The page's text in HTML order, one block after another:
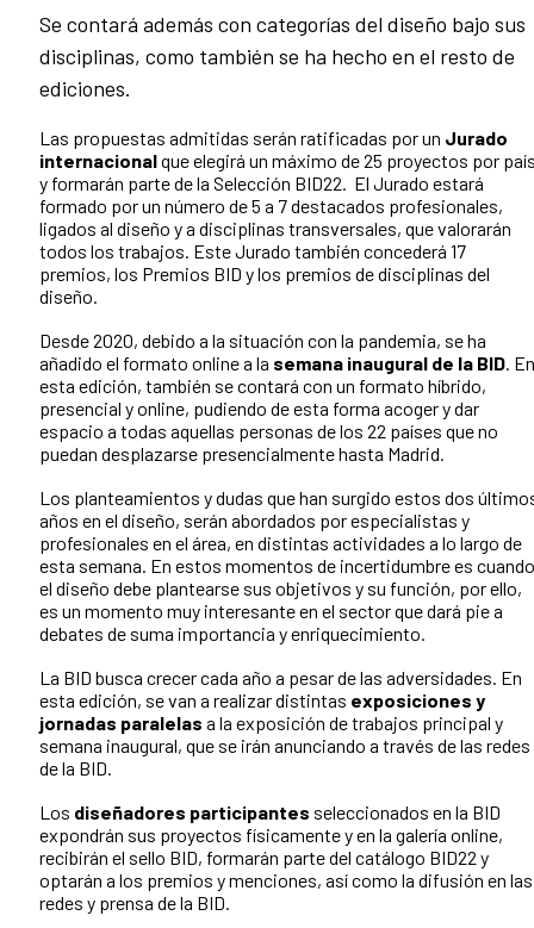
Se contará además con categorías del diseño bajo sus
disciplinas, como también se ha hecho en el resto de
ediciones.
Las propuestas admitidas serán ratificadas por un Jurado
internacionalque elegirá un máximo de 25 proyectos por
y formarán parte de la Selección BID22. El Jurado estará
formado por un número de 5 a 7 destacados profesionales,
ligados al diseño y a disciplinas transversales, que valorarán
todos los trabajos. Este Jurado también concederá 17
premios, los Premios BID y los premios de disciplinas del
diseño.
Desde 2020, debido a la situación con la pandemia, se ha
añadido el formato online a la semana inaugural de la BID. En
esta edición, también se contará con un formato híbrido,
presencial y online, pudiendo de esta forma acoger y dar
espacio a todas aquellas personas de los 22 países que no
puedan desplazarse presencialmente hasta Madrid.
Los planteamientos y dudas que han surgido estos dos
años en el diseño, serán abordados por especialistas y
profesionales en el área, en distintas actividades a lo largo de
esta semana. En estos momentos de incertidumbre es cuando
el diseño debe plantearse sus objetivos y su función, por ello,
es un momento muy interesante en el sector que dará pie a
debates de suma importancia y enriquecimiento.
La BID busca crecer cada año a pesar de las adversidades. En
esta edición, se van a realizar distintas exposiciones y
jornadas paralelas a la exposición de trabajos principal y
semana inaugural, que se irán anunciando a través de las redes
de la BID.
Los diseñadores participantes seleccionados en la BID
expondrán sus proyectos físicamente y en la galería online,
recibirán el sello BID, formarán parte del catálogo BID22 y
optarán a los premios y menciones, así como la difusión en las
redes y prensa de la BID.